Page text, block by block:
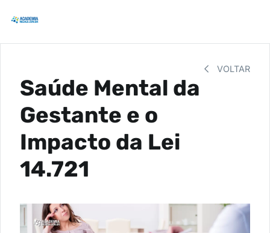
VOLTAR
Saúde Mental da
Gestante e o
Impacto da Lei
14.721